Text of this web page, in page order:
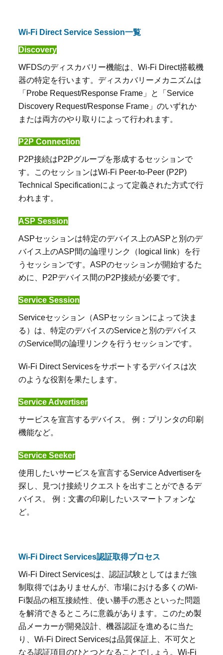
Wi-Fi Direct Service Session一覧
Discovery
WFDSのディスカバリー機能は、Wi-Fi Direct搭載機
器の特定を行います。ディスカバリーメカニズムは
「 Probe Request/Response Frame 」と「 Service
Discovery Request/Response Frame 」のいずれか
または両方のやり取りによって行われます。
P2P Connection
P2P接続はP2Pグループを形成するセッションで
す。このセッションはWi-Fi Peer-to-Peer (P2P)
Technical Specificationによって定義された方式で行
われます。
ASP Session
ASPセッションは特定のデバイス上のASPと別のデ
バイス上のASP間の論理リンク（ logical link）を行
うセッションです。ASPのセッションが開始するた
めに、 P2Pデバイス間のP2P接続が必要です。
Service Session
Serviceセッション（ASPセッションによって決ま
る）は、特定のデバイスのServiceと別のデバイス
のService間の論理リンクを行うセッションです。
Wi-Fi Direct Servicesをサポートするデバイスは次
のような役割を果たします。
Service Advertiser
サービスを宣言するデバイス。 例：プリンタの印刷
機能など。
Service Seeker
使用したいサービスを宣言するService Advertiserを
探し、見つけ接続リクエストを出すことができるデ
バイス。 例：文書の印刷したいスマートフォンな
ど。
Wi-Fi Direct Services認証取得プロセス
Wi-Fi Direct Servicesは、認証試験としてはまだ強
制取得ではありませんが、市場における多くのWi-
Fi製品の相互接続性、使い勝手の悪さといった問題
を解消できるところに意義があります。このため製
品メーカーが開発設計、機器認証を進めるに当た
り、Wi-Fi Direct Servicesは品質保証上、不可欠と
なる認証項目のひとつとなることでしょう。Wi-Fi